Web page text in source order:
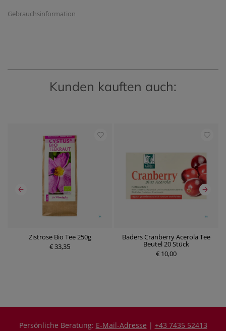
Gebrauchsinformation
Kunden kauften auch:
Zistrose Bio Tee 250g
€ 33,35
Baders Cranberry Acerola Tee
Beutel 20 Stück
€ 10,00
Persönliche Beratung: E-Mail-Adresse | +43 7435 52413